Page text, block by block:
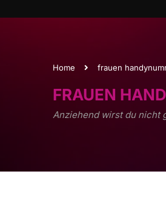
Home frauen
FRAUEN
Anziehend wirst du nicht